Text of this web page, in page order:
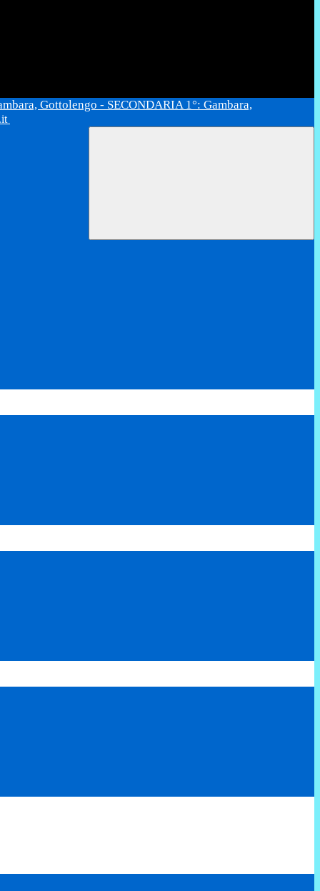
Gottolengo - SECONDARIA 1°: Gambara,